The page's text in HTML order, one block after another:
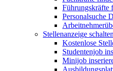
Führungskräfte
Personalsuche
Stellenanzeige schalten
Kostenlose
Studentenjob
Minijob